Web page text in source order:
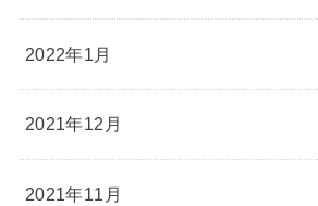
2022年1月
2021年12月
2021年11月